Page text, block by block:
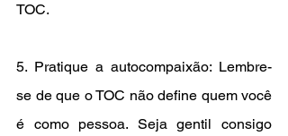
TOC.
5. Pratique a autocompaixão: Lembre-
se de que o TOC não define quem você
é como pessoa. Seja gentil consigo